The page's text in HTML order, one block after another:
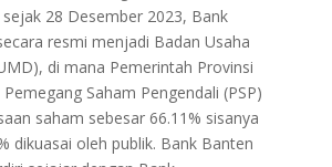
28 Desember 2023, Bank
resmi menjadi Badan Usaha
di mana Pemerintah Provinsi
Saham Pengendali (PSP)
saham sebesar 66.11% sisanya
dikuasai oleh publik. Bank Banten